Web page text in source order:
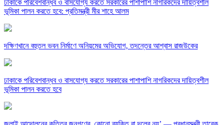
ঢাকাকে পরিবেশবান্ধব ও বাসযোগ্য করতে সরকারের পাশাপাশি নাগরিকদের দায়িত্বশীল
ভূমিকা পালন করতে হবে: প্রতিমন্ত্রী মীর শাহে আলম
দক্ষিণখানে বহুতল ভবন নির্মাণে অনিয়মের অভিযোগ, তদন্তের আশ্বাস রাজউকের
ঢাকাকে পরিবেশবান্ধব ও বাসযোগ্য করতে সরকারের পাশাপাশি নাগরিকদের দায়িত্বশীল
ভূমিকা পালন করতে হবে